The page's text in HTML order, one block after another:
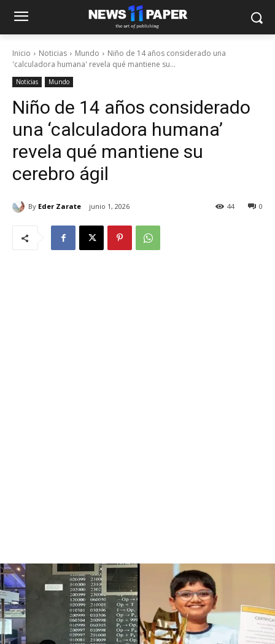
Inicio Noticias Mundo
Niño de 14 años considerado una
'calculadora humana' revela qué mantiene su...
Noticias Mundo
Niño de 14 años considerado
una ‘calculadora humana’
revela qué mantiene su
cerebro ágil
By Eder Zarate junio 1, 2026 0
44